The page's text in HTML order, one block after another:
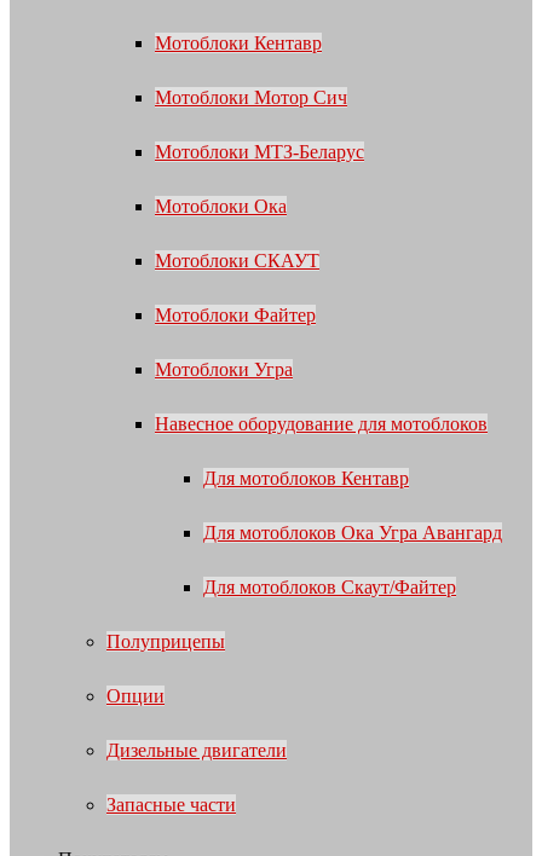
Мотоблоки Кентавр
Мотоблоки Мотор Сич
Мотоблоки МТЗ-Беларус
Мотоблоки Ока
Мотоблоки СКАУТ
Мотоблоки Файтер
Мотоблоки Угра
Навесное оборудование для мотоблоков
Для мотоблоков Кентавр
Для мотоблоков Ока Угра Авангард
Для мотоблоков Скаут/Файтер
Полуприцепы
Опции
Дизельные двигатели
Запасные части